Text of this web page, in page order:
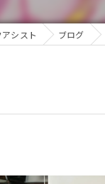
シスト ブログ